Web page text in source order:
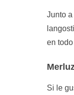
Junto a
en
Si le